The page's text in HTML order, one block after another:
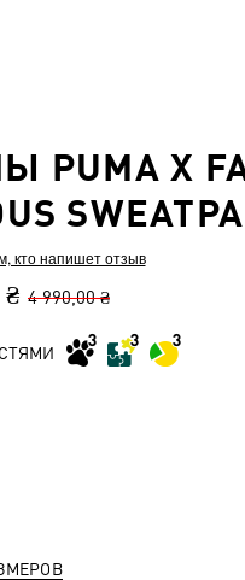
PUMA X
кто напишет отзыв
4 990,00 ₴